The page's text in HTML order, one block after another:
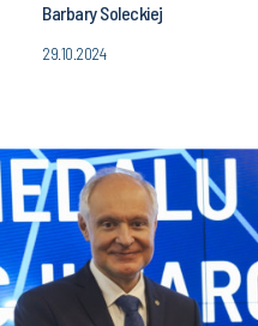
Barbary Soleckiej
29.10.2024